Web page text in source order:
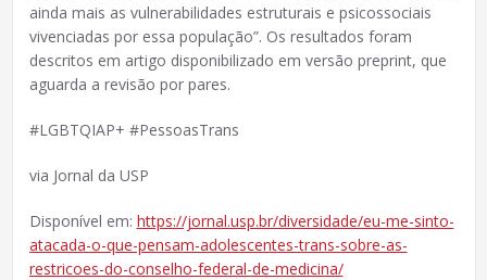
ainda mais as vulnerabilidades estruturais e psicossociais
vivenciadas por essa população”. Os resultados foram
descritos em artigo disponibilizado em versão preprint, que
aguarda a revisão por pares.
#LGBTQIAP+ #PessoasTrans
via Jornal da USP
Disponível em: https://jornal.usp.br/diversidade/eu-me-sinto-
atacada-o-que-pensam-adolescentes-trans-sobre-as-
restricoes-do-conselho-federal-de-medicina/